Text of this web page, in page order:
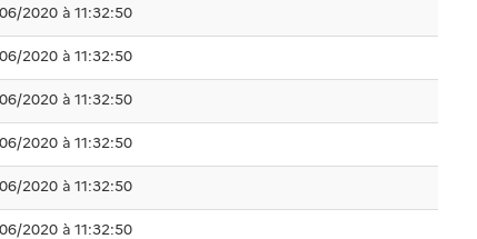
2020 à 11:32:50
2020 à 11:32:50
2020 à 11:32:50
2020 à 11:32:50
2020 à 11:32:50
2020 à 11:32:50